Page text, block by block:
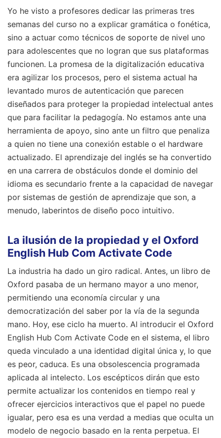
Yo he visto a profesores dedicar las primeras tres
semanas del curso no a explicar gramática o fonética,
sino a actuar como técnicos de soporte de nivel uno
para adolescentes que no logran que sus plataformas
funcionen. La promesa de la digitalización educativa
era agilizar los procesos, pero el sistema actual ha
levantado muros de autenticación que parecen
diseñados para proteger la propiedad intelectual antes
que para facilitar la pedagogía. No estamos ante una
herramienta de apoyo, sino ante un filtro que penaliza
a quien no tiene una conexión estable o el hardware
actualizado. El aprendizaje del inglés se ha convertido
en una carrera de obstáculos donde el dominio del
idioma es secundario frente a la capacidad de navegar
por sistemas de gestión de aprendizaje que son, a
menudo, laberintos de diseño poco intuitivo.
La ilusión de la propiedad y el Oxford
English Hub Com Activate Code
La industria ha dado un giro radical. Antes, un libro de
Oxford pasaba de un hermano mayor a uno menor,
permitiendo una economía circular y una
democratización del saber por la vía de la segunda
mano. Hoy, ese ciclo ha muerto. Al introducir el Oxford
English Hub Com Activate Code en el sistema, el libro
queda vinculado a una identidad digital única y, lo que
es peor, caduca. Es una obsolescencia programada
aplicada al intelecto. Los escépticos dirán que esto
permite actualizar los contenidos en tiempo real y
ofrecer ejercicios interactivos que el papel no puede
igualar, pero esa es una verdad a medias que oculta un
modelo de negocio basado en la renta perpetua. El